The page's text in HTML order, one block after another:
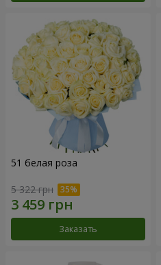
51 белая роза
5 322 грн
Заказать